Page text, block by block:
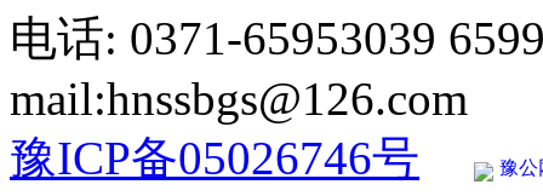
电话: 0371-65953039
mail:hnssbgs@126.com
豫ICP备05026746号
豫公